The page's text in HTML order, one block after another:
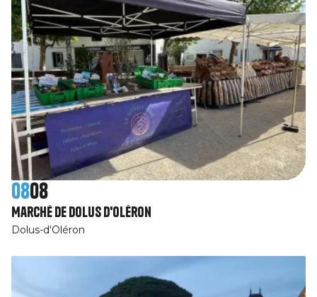
0808
Marché de Dolus d'Oléron
Dolus-d'Oléron